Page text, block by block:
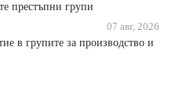
престъпни групи
07 авг, 2026
в групите за производство и